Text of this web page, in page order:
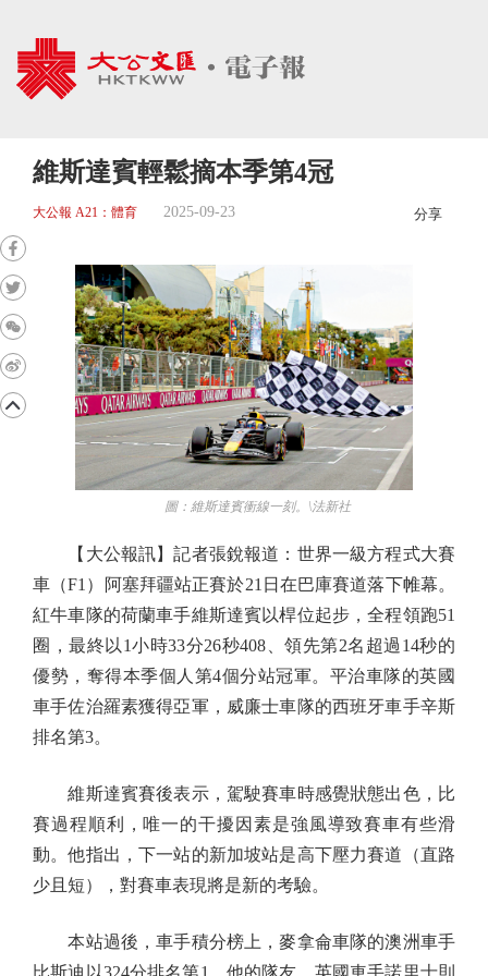
維斯達賓輕鬆摘本季第4冠
大公報 A21：體育 2025-09-23 分享
圖：維斯達賓衝線一刻。\法新社
【大公報訊】記者張銳報道：世界一級方程式大賽
車（F1）阿塞拜疆站正賽於21日在巴庫賽道落下帷幕。
紅牛車隊的荷蘭車手維斯達賓以桿位起步，全程領跑51
圈，最終以1小時33分26秒408、領先第2名超過14秒的
優勢，奪得本季個人第4個分站冠軍。平治車隊的英國
車手佐治羅素獲得亞軍，威廉士車隊的西班牙車手辛斯
排名第3。
維斯達賓賽後表示，駕駛賽車時感覺狀態出色，比
賽過程順利，唯一的干擾因素是強風導致賽車有些滑
動。他指出，下一站的新加坡站是高下壓力賽道（直路
少且短），對賽車表現將是新的考驗。
本站過後，車手積分榜上，麥拿侖車隊的澳洲車手